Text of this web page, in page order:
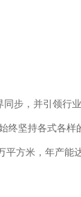
步，并引领
坚持各式各
方米，年产能